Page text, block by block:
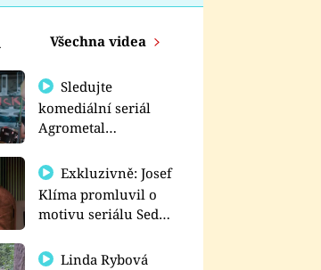
Všechna videa
Sledujte
komediální seriál
Agrometal
prima+
Exkluzivně: Josef
Klíma promluvil o
motivu seriálu Sedm
Linda Rybová